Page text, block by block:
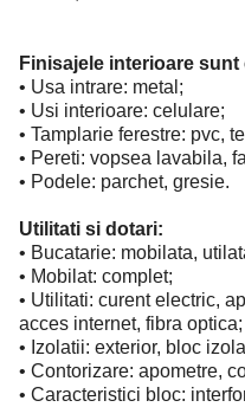
Finisajele interioare sunt
• Usa intrare: metal;
• Usi interioare: celulare;
• Tamplarie ferestre: pvc,
• Pereti: vopsea lavabila,
• Podele: parchet, gresie.
Utilitati si dotari:
• Bucatarie: mobilata,
• Mobilat: complet;
• Utilitati: curent electric,
acces internet, fibra optica;
• Izolatii: exterior, bloc
• Contorizare: apometre,
• Caracteristici bloc: